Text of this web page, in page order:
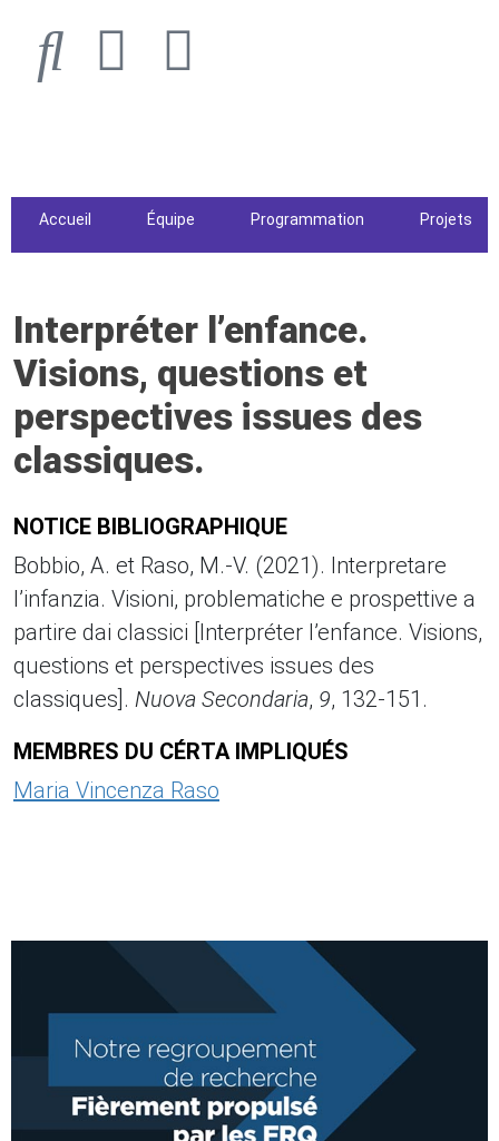
Accueil Équipe Programmation Projets
Interpréter l’enfance.
Visions, questions et
perspectives issues des
classiques.
NOTICE BIBLIOGRAPHIQUE
Bobbio, A. et Raso, M.-V. (2021). Interpretare
l’infanzia. Visioni, problematiche e prospettive a
partire dai classici [Interpréter l’enfance. Visions,
questions et perspectives issues des
classiques]. Nuova Secondaria, 9, 132-151.
MEMBRES DU CÉRTA IMPLIQUÉS
Maria Vincenza Raso